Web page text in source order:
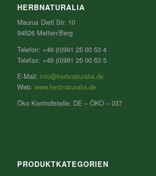
HERBNATURALIA
Maurus Dietl Str. 10
94526 Metten/Berg
Telefon: +49 (0)991 25 00 53 4
Telefax: +49 (0)991 25 00 53 5
E-Mail: info@herbnaturalia.de
Web: www.herbnaturalia.de
Öko Kontrollstelle: DE – ÖKO – 037
PRODUKTKATEGORIEN